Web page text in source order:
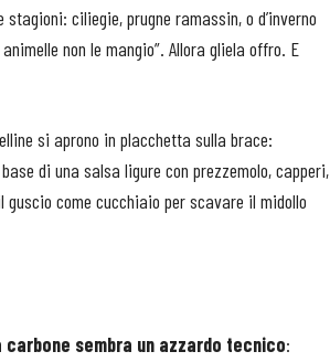
ciliegie, prugne ramassin, o d’inverno
non le mangio”. Allora gliela offro. E
si aprono in placchetta sulla brace:
di una salsa ligure con prezzemolo, capperi,
come cucchiaio per scavare il midollo
sembra un azzardo tecnico: